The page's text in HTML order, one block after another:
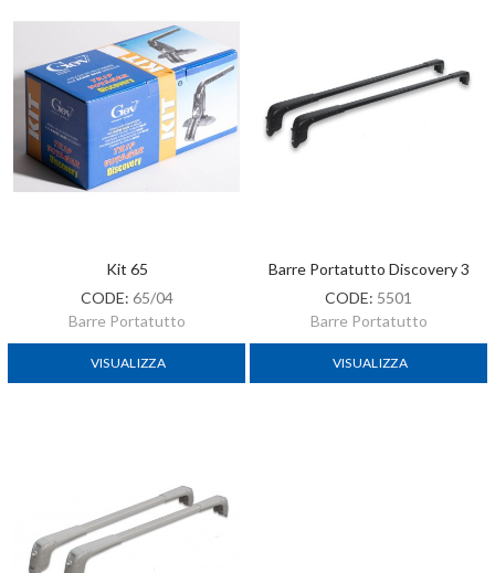
Kit 65
CODE: 65/04
Barre Portatutto
VISUALIZZA
Barre Portatutto Discovery 3
CODE: 5501
Barre Portatutto
VISUALIZZA